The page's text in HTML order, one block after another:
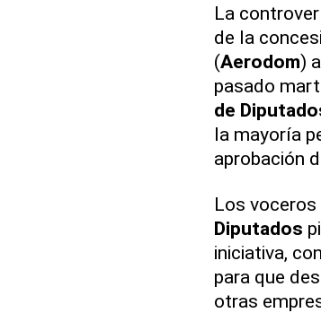
La
de la
(Aerodom)
pasado
de
la mayoría
aprobación
Los
Diputados
iniciativa,
para que
otras